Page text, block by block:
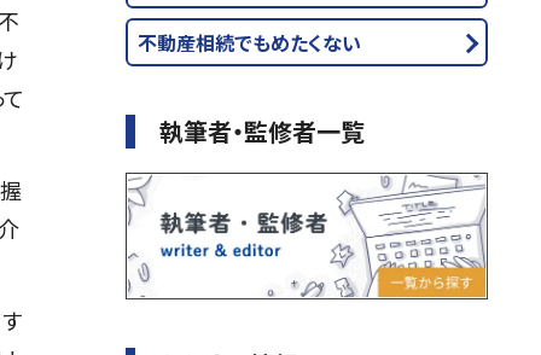
不動産相続でもめたくない
執筆者・監修者一覧